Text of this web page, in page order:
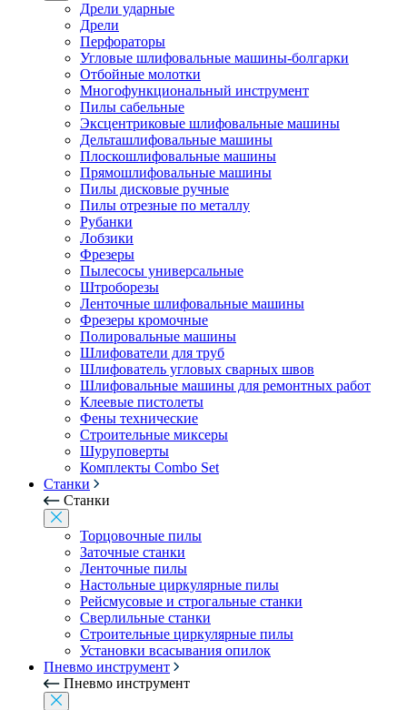
Дрели ударные
Дрели
Перфораторы
Угловые шлифовальные машины-болгарки
Отбойные молотки
Многофункциональный инструмент
Пилы сабельные
Эксцентриковые шлифовальные машины
Дельташлифовальные машины
Плоскошлифовальные машины
Прямошлифовальные машины
Пилы дисковые ручные
Пилы отрезные по металлу
Рубанки
Лобзики
Фрезеры
Пылесосы универсальные
Штроборезы
Ленточные шлифовальные машины
Фрезеры кромочные
Полировальные машины
Шлифователи для труб
Шлифователь угловых сварных швов
Шлифовальные машины для ремонтных работ
Клеевые пистолеты
Фены технические
Строительные миксеры
Шуруповерты
Комплекты Combo Set
Станки
Станки
Торцовочные пилы
Заточные станки
Ленточные пилы
Настольные циркулярные пилы
Рейсмусовые и строгальные станки
Сверлильные станки
Строительные циркулярные пилы
Установки всасывания опилок
Пневмо инструмент
Пневмо инструмент